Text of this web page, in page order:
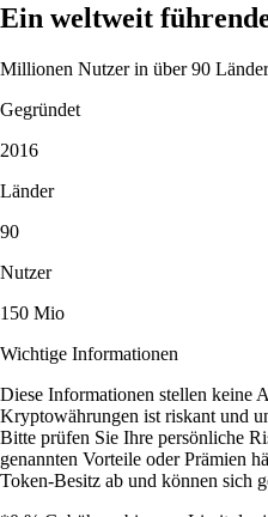
Ein weltweit
Millionen Nutzer in über 90
Gegründet
2016
Länder
90
Nutzer
150 Mio
Wichtige Informationen
Diese Informationen stellen keine
Kryptowährungen ist riskant und
Bitte prüfen Sie Ihre persönliche
genannten Vorteile oder Prämien
Token-Besitz ab und können sich